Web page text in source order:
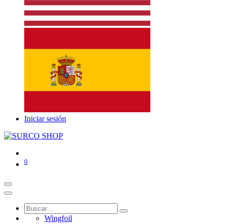
Iniciar sesión
0
Wingfoil